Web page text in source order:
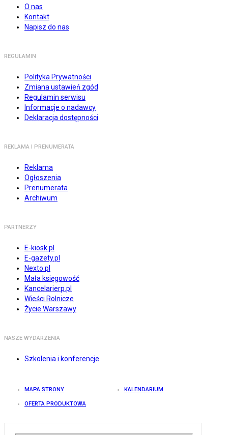
O nas
Kontakt
Napisz do nas
REGULAMIN
Polityka Prywatności
Zmiana ustawień zgód
Regulamin serwisu
Informacje o nadawcy
Deklaracja dostępności
REKLAMA I PRENUMERATA
Reklama
Ogłoszenia
Prenumerata
Archiwum
PARTNERZY
E-kiosk.pl
E-gazety.pl
Nexto.pl
Mała księgowość
Kancelarierp.pl
Wieści Rolnicze
Życie Warszawy
NASZE WYDARZENIA
Szkolenia i konferencje
MAPA STRONY KALENDARIUM
OFERTA PRODUKTOWA